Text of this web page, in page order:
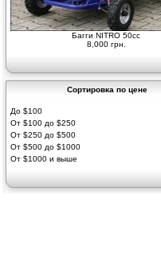
Багги NITRO 50cc
8,000 грн.
Сортировка по цене
До $100
От $100 до $250
От $250 до $500
От $500 до $1000
От $1000 и выше